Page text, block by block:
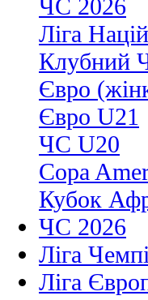
ЧС 2026
Ліга
Клубний
Євро
Євро U21
ЧС U20
Copa
Кубок
ЧС 2026
Ліга
Ліга